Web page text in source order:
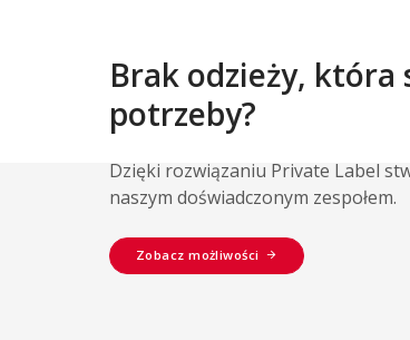
Brak odzieży, która
potrzeby?
Dzięki rozwiązaniu Private Label
naszym doświadczonym zespołem.
Zobacz możliwości